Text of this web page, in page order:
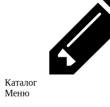
Каталог
Меню